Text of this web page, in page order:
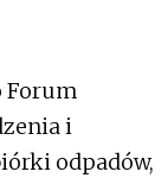
Forum
i
odpadów,